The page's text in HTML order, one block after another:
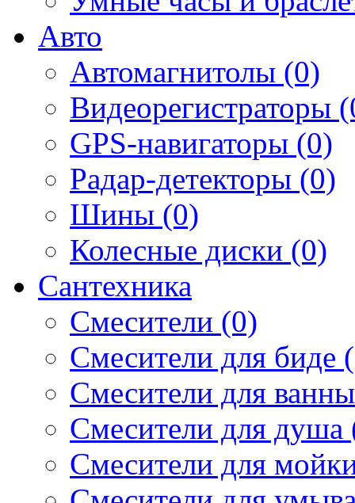
Авто
Автомагнитолы (0)
Видеорегистраторы
GPS-навигаторы (0)
Радар-детекторы (0)
Шины (0)
Колесные диски (0)
Сантехника
Смесители (0)
Смесители для биде
Смесители для
Смесители для душа
Смесители для